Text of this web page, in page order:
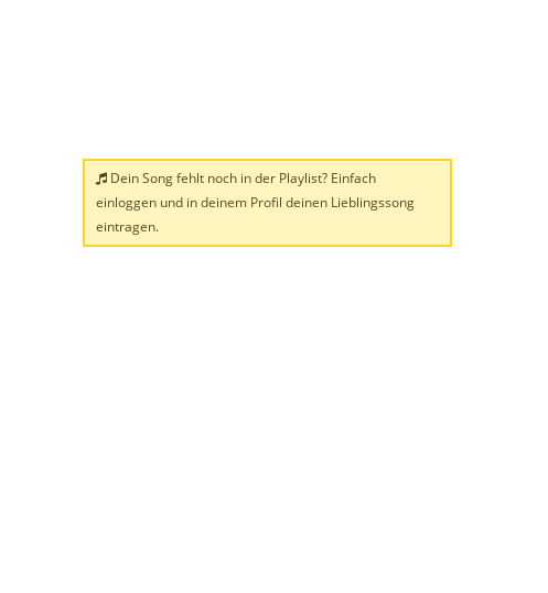
Dein Song fehlt noch in der Playlist? Einfach
einloggen und in deinem Profil deinen Lieblingssong
eintragen.